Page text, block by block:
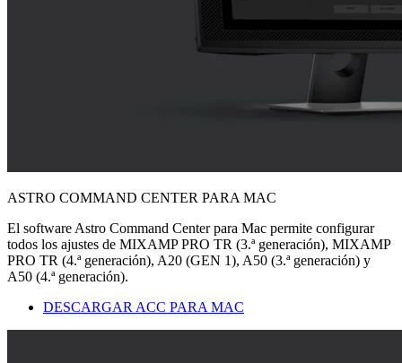
ASTRO COMMAND CENTER PARA MAC
El software Astro Command Center para Mac permite configurar
todos los ajustes de MIXAMP PRO TR (3.ª generación), MIXAMP
PRO TR (4.ª generación), A20 (GEN 1), A50 (3.ª generación) y
A50 (4.ª generación).
DESCARGAR ACC PARA MAC